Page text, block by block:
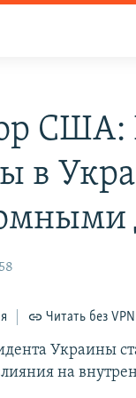
США:
в
Читать без VPN
Украины
на